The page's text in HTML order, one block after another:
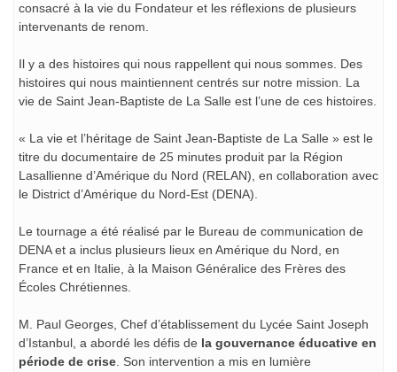
consacré à la vie du Fondateur et les réflexions de plusieurs
intervenants de renom.
Il y a des histoires qui nous rappellent qui nous sommes. Des
histoires qui nous maintiennent centrés sur notre mission. La
vie de Saint Jean-Baptiste de La Salle est l’une de ces histoires.
« La vie et l’héritage de Saint Jean-Baptiste de La Salle » est le
titre du documentaire de 25 minutes produit par la Région
Lasallienne d’Amérique du Nord (RELAN), en collaboration avec
le District d’Amérique du Nord-Est (DENA).
Le tournage a été réalisé par le Bureau de communication de
DENA et a inclus plusieurs lieux en Amérique du Nord, en
France et en Italie, à la Maison Généralice des Frères des
Écoles Chrétiennes.
M. Paul Georges, Chef d’établissement du Lycée Saint Joseph
d’Istanbul, a abordé les défis de la gouvernance éducative en
période de crise. Son intervention a mis en lumière